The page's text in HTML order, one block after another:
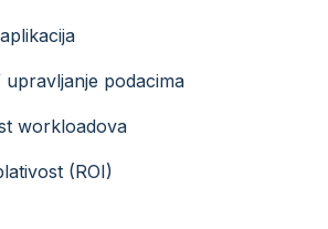
upravljanje podacima
workloadova
(ROI)